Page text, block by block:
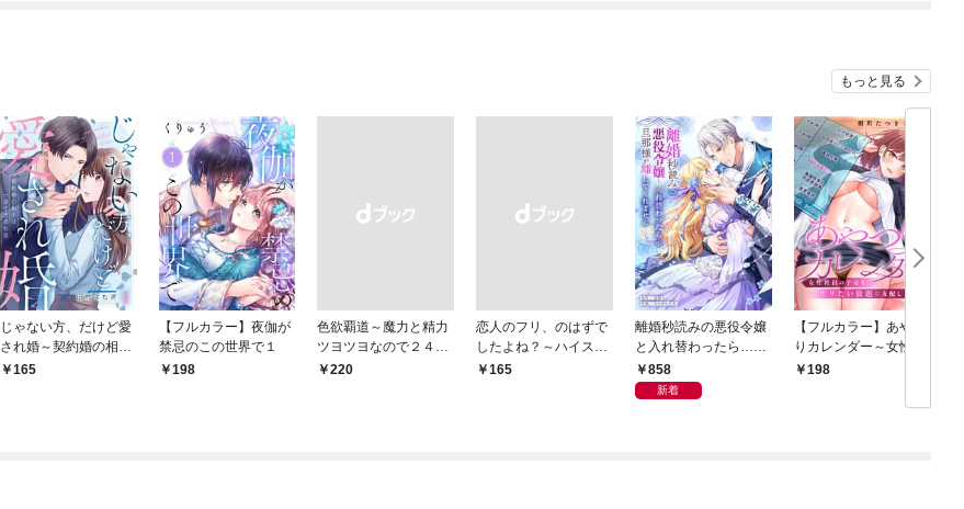
もっと見る
じゃない方、だけど愛
され婚～契約婚の相手
は一途すぎる社長１
165
【フルカラー】夜伽が
禁忌のこの世界で１
198
色欲覇道～魔力と精力
ツヨツヨなので２４時
間無双します～１
￥220
恋人のフリ、のはずで
したよね？～ハイスぺ
同僚は甘くてズルい男
￥165
離婚秒読みの悪役令嬢
と入れ替わったら…旦
那様が離してくれませ
ん！？【単行本版】
858
新着
【フルカラー】あやつ
りカレンダー～女性社
員の予定をヤリたい放
198